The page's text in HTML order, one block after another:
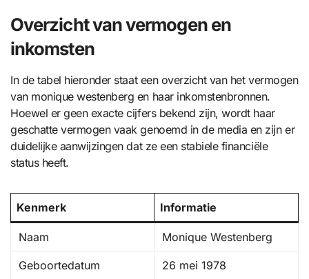
Overzicht van vermogen en
inkomsten
In de tabel hieronder staat een overzicht van het vermogen
van monique westenberg en haar inkomstenbronnen.
Hoewel er geen exacte cijfers bekend zijn, wordt haar
geschatte vermogen vaak genoemd in de media en zijn er
duidelijke aanwijzingen dat ze een stabiele financiële
status heeft.
Kenmerk Informatie
Naam Monique Westenberg
Geboortedatum 26 mei 1978